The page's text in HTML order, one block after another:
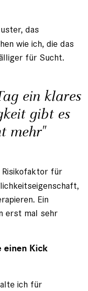
das
wie ich, die das
für Sucht.
ein klares
gibt es
mehr"
Risikofaktor für
Ein
erst mal sehr
einen Kick
ich für